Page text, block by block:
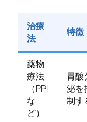
治療
法
特徴
薬物
療法
（PPI
な
ど）
胃酸
泌を
制す